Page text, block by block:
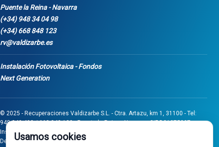
Puente la Reina - Navarra
(+34) 948 34 04 98
(+34) 668 848 123
rv@valdizarbe.es
Instalación Fotovoltaica - Fondos
Next Generation
© 2025 - Recuperaciones Valdizarbe S.L. - Ctra. Artazu, km 1, 31100 - Tel:
948 340 498 / 668 848 123 - Puente la Reina - Navarra - CIF B31275837.
Inscrita en el Registro Mercantil de Navarra, Tomo 32, Folio 75, Hoja 525.
Desarrollado porSeintosoft
Usamos cookies